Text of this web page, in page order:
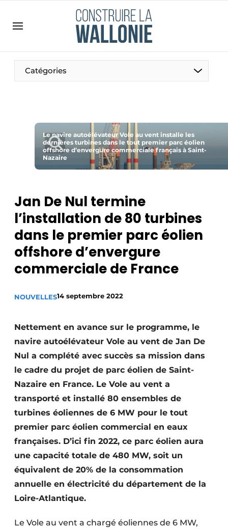
Emploi
Enregistrer une offre d’emploi
Meest gelezen
Newsletter
Podcasts
S’inscrire à l’événement
S’inscrire
Termes et conditions
Video’s
Catégories
Contrôle d’accès
Éclairage
Fondations
Façades
Infrastructures souterraines et égouttage
Protection solaire
Rénovation
Le navire autoélévateur Vole au vent installe les
dernières turbines dans le tout premier parc éolien
offshore d’envergure commerciale français à Saint-
Nazaire
Jan De Nul termine
l’installation de 80 turbines
dans le premier parc éolien
offshore d’envergure
commerciale de France
NOUVELLES14 septembre 2022
Nettement en avance sur le programme, le
navire autoélévateur Vole au vent de Jan De
Nul a complété avec succès sa mission dans
le cadre du projet de parc éolien de Saint-
Nazaire en France. Le Vole au vent a
transporté et installé 80 ensembles de
turbines éoliennes de 6 MW pour le tout
premier parc éolien commercial en eaux
françaises. D’ici fin 2022, ce parc éolien aura
une capacité totale de 480 MW, soit un
équivalent de 20% de la consommation
annuelle en électricité du département de la
Loire-Atlantique.
Le Vole au vent a chargé éoliennes de 6 MW,